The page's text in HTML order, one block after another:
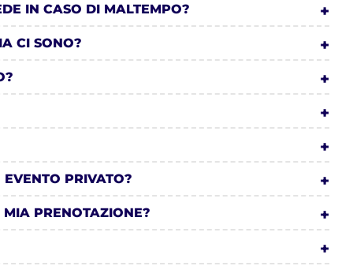
IN CASO DI MALTEMPO?
CI SONO?
PRIVATO?
PRENOTAZIONE?